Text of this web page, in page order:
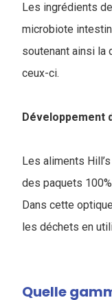
Les ingrédients
microbiote
soutenant ainsi la
ceux-ci.
Développement
Les aliments
des paquets
Dans cette
les déchets en
Quelle